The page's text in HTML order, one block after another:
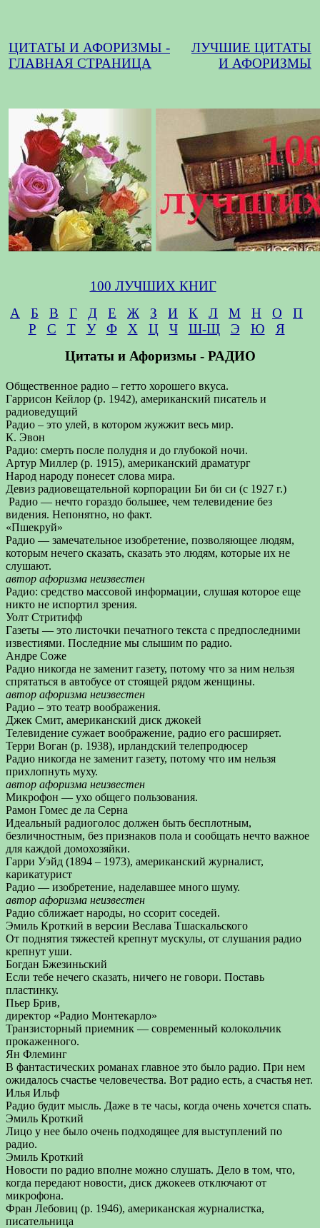
ЦИТАТЫ И АФОРИЗМЫ -
ГЛАВНАЯ СТРАНИЦА
ЛУЧШИЕ ЦИТАТЫ
И АФОРИЗМЫ
100 ЛУЧШИХ КНИГ
А
Б В Г Д Е Ж З И К Л М Н О
П
Р
С Т У Ф Х Ц Ч Ш-Щ Э Ю
Я
Цитаты и Афоризмы - РАДИО
Общественное радио – гетто хорошего вкуса.
Гаррисон Кейлор (р. 1942), американский писатель и
радиоведущий
Радио – это улей, в котором жужжит весь мир.
К. Эвон
Радио: смерть после полудня и до глубокой ночи.
Артур Миллер (р. 1915), американский драматург
Народ народу понесет слова мира.
Девиз радиовещательной корпорации Би би си (с 1927 г.)
Радио — нечто гораздо большее, чем телевидение без
видения. Непонятно, но факт.
«Пшекруй»
Радио — замечательное изобретение, позволяющее людям,
которым нечего сказать, сказать это людям, которые их не
слушают.
автор афоризма неизвестен
Радио: средство массовой информации, слушая которое еще
никто не испортил зрения.
Уолт Стритифф
Газеты — это листочки печатного текста с предпоследними
известиями. Последние мы слышим по радио.
Андре Соже
Радио никогда не заменит газету, потому что за ним нельзя
спрятаться в автобусе от стоящей рядом женщины.
автор афоризма неизвестен
Радио – это театр воображения.
Джек Смит, американский диск джокей
Телевидение сужает воображение, радио его расширяет.
Терри Воган (р. 1938), ирландский телепродюсер
Радио никогда не заменит газету, потому что им нельзя
прихлопнуть муху.
автор афоризма неизвестен
Микрофон — ухо общего пользования.
Рамон Гомес де ла Серна
Идеальный радиоголос должен быть бесплотным,
безличностным, без признаков пола и сообщать нечто важное
для каждой домохозяйки.
Гарри Уэйд (1894 – 1973), американский журналист,
карикатурист
Радио — изобретение, наделавшее много шуму.
автор афоризма неизвестен
Радио сближает народы, но ссорит соседей.
Эмиль Кроткий в версии Веслава Тшаскальского
От поднятия тяжестей крепнут мускулы, от слушания радио
крепнут уши.
Богдан Бжезиньский
Если тебе нечего сказать, ничего не говори. Поставь
пластинку.
Пьер Брив,
директор «Радио Монтекарло»
Транзисторный приемник — современный колокольчик
прокаженного.
Ян Флеминг
В фантастических романах главное это было радио. При нем
ожидалось счастье человечества. Вот радио есть, а счастья нет.
Илья Ильф
Радио будит мысль. Даже в те часы, когда очень хочется спать.
Эмиль Кроткий
Лицо у нее было очень подходящее для выступлений по
радио.
Эмиль Кроткий
Новости по радио вполне можно слушать. Дело в том, что,
когда передают новости, диск джокеев отключают от
микрофона.
Фран Лебовиц (р. 1946), американская журналистка,
писательница